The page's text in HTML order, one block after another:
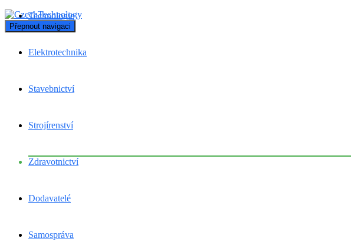
Přepnout navigaci
Technologie
Elektrotechnika
Stavebnictví
Strojírenství
Zdravotnictví
Dodavatelé
Samospráva